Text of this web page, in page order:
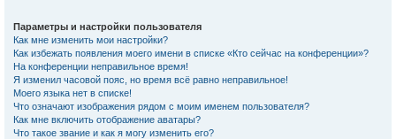
Параметры и настройки пользователя
Как мне изменить мои настройки?
Как избежать появления моего имени в списке «Кто сейчас на конференции»?
На конференции неправильное время!
Я изменил часовой пояс, но время всё равно неправильное!
Моего языка нет в списке!
Что означают изображения рядом с моим именем пользователя?
Как мне включить отображение аватары?
Что такое звание и как я могу изменить его?